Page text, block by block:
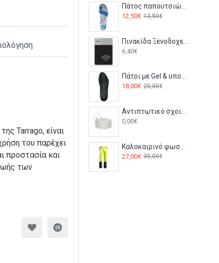
Tarrago, είναι
του παρέχει
προστασία και
των
12,50€ 13,50€
Πινακίδα Ξενοδοχείου: WIFI HTA57
6,40€
Πάτοι με Gel & υποστήριξη της καμάρας του ποδιού FC82 Portwest μαύρο/πράσινο
18,00€ 20,00€
0,00€
27,00€ 30,00€